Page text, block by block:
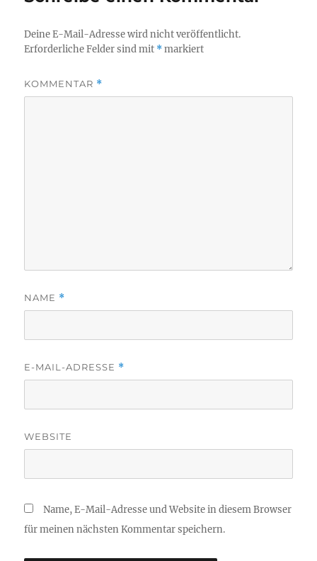
Deine E-Mail-Adresse wird nicht veröffentlicht.
Erforderliche Felder sind mit *markiert
KOMMENTAR *
NAME *
E-MAIL-ADRESSE *
WEBSITE
Name, E-Mail-Adresse und Website in diesem Browser
für meinen nächsten Kommentar speichern.